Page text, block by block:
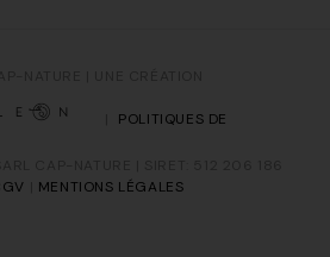
POLITIQUES DE
MENTIONS LÉGALES